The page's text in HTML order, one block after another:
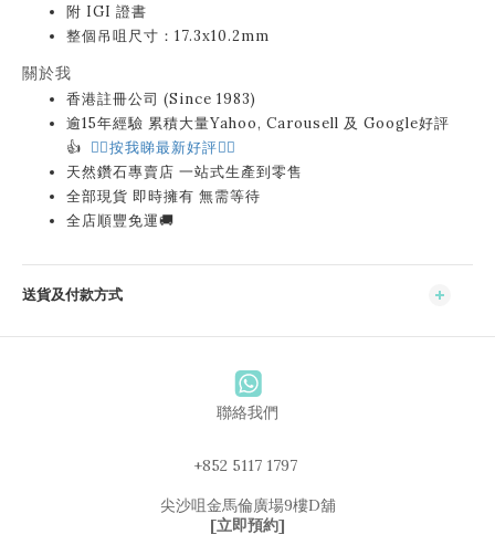
附 IGI 證書
整個吊咀尺寸：17.3x10.2mm
關於我
香港註冊公司 (Since 1983)
逾15年經驗 累積大量Yahoo, Carousell 及 Google好評
👍 👉🏻按我睇最新好評👈🏻
天然鑽石專賣店 一站式生產到零售
全部現貨 即時擁有 無需等待
全店順豐免運🚚
送貨及付款方式
聯絡我們
+852 5117 1797
尖沙咀金馬倫廣場9樓D舖
[立即預約]